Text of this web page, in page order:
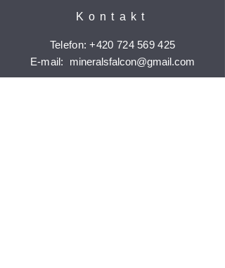
Kontakt
Telefon:+420 724 569 425
E-mail: mineralsfalcon@gmail.com